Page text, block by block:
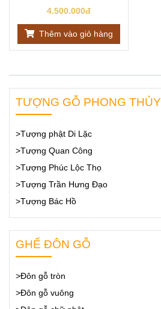
4.500.000đ
Thêm vào giỏ hàng
TƯỢNG GỖ PHONG THỦY
>Tượng phật Di Lặc
>Tượng Quan Công
>Tượng Phúc Lộc Thọ
>Tượng Trần Hưng Đạo
>Tượng Bác Hồ
GHẾ ĐÔN GỖ
>Đôn gỗ tròn
>Đôn gỗ vuông